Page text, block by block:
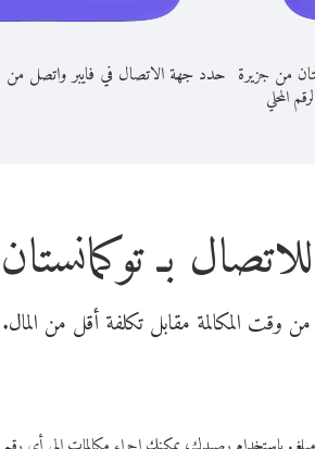
من جزيرة
المحلي
حدد جهة الاتصال في فايبر واتصل من
بـ